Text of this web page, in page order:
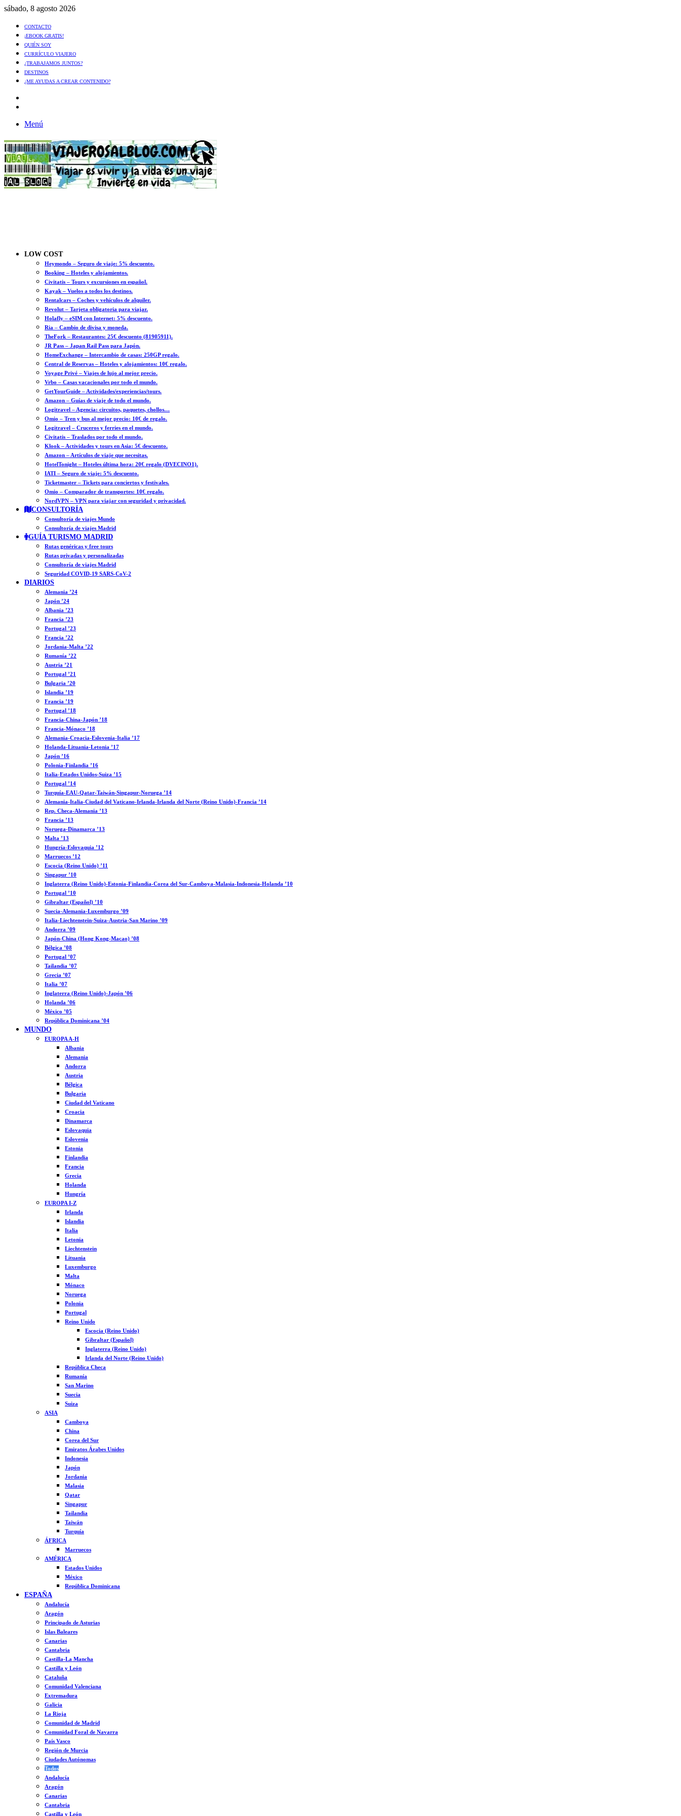
sábado, 8 agosto 2026
CONTACTO
¡EBOOK GRATIS!
QUIÉN SOY
CURRÍCULO VIAJERO
¿TRABAJAMOS JUNTOS?
DESTINOS
¿ME AYUDAS A CREAR CONTENIDO?
Menú
LOW COST
Heymondo – Seguro de viaje: 5% descuento.
Booking – Hoteles y alojamientos.
Civitatis – Tours y excursiones en español.
Kayak – Vuelos a todos los destinos.
Rentalcars – Coches y vehículos de alquiler.
Revolut – Tarjeta obligatoria para viajar.
Holafly – eSIM con Internet: 5% descuento.
Ria – Cambio de divisa y moneda.
TheFork – Restaurantes: 25€ descuento (81905911).
JR Pass – Japan Rail Pass para Japón.
HomeExchange – Intercambio de casas: 250GP regalo.
Central de Reservas – Hoteles y alojamientos: 10€ regalo.
Voyage Privé – Viajes de lujo al mejor precio.
Vrbo – Casas vacacionales por todo el mundo.
GetYourGuide – Actividades/experiencias/tours.
Amazon – Guías de viaje de todo el mundo.
Logitravel – Agencia: circuitos, paquetes, chollos…
Omio – Tren y bus al mejor precio: 10€ de regalo.
Logitravel – Cruceros y ferries en el mundo.
Civitatis – Traslados por todo el mundo.
Klook – Actividades y tours en Asia: 5€ descuento.
Amazon – Artículos de viaje que necesitas.
HotelTonight – Hoteles última hora: 20€ regalo (DVECINO1).
IATI – Seguro de viaje: 5% descuento.
Ticketmaster – Tickets para conciertos y festivales.
Omio – Comparador de transportes: 10€ regalo.
NordVPN – VPN para viajar con seguridad y privacidad.
CONSULTORÍA
Consultoría de viajes Mundo
Consultoría de viajes Madrid
GUÍA TURISMO MADRID
Rutas genéricas y free tours
Rutas privadas y personalizadas
Consultoría de viajes Madrid
Seguridad COVID-19 SARS-CoV-2
DIARIOS
Alemania ’24
Japón ’24
Albania ’23
Francia ’23
Portugal ’23
Francia ’22
Jordania-Malta ’22
Rumanía ’22
Austria ’21
Portugal ’21
Bulgaria ’20
Islandia ’19
Francia ’19
Portugal ’18
Francia-China-Japón ’18
Francia-Mónaco ’18
Alemania-Croacia-Eslovenia-Italia ’17
Holanda-Lituania-Letonia ’17
Japón ’16
Polonia-Finlandia ’16
Italia-Estados Unidos-Suiza ’15
Portugal ’14
Turquía-EAU-Qatar-Taiwán-Singapur-Noruega ’14
Alemania-Italia-Ciudad del Vaticano-Irlanda-Irlanda del Norte (Reino Unido)-Francia ’14
Rep. Checa-Alemania ’13
Francia ’13
Noruega-Dinamarca ’13
Malta ’13
Hungría-Eslovaquia ’12
Marruecos ’12
Escocia (Reino Unido) ’11
Singapur ’10
Inglaterra (Reino Unido)-Estonia-Finlandia-Corea del Sur-Camboya-Malasia-Indonesia-Holanda ’10
Portugal ’10
Gibraltar (Español) ’10
Suecia-Alemania-Luxemburgo ’09
Italia-Liechtenstein-Suiza-Austria-San Marino ’09
Andorra ’09
Japón-China (Hong Kong-Macao) ’08
Bélgica ’08
Portugal ’07
Tailandia ’07
Grecia ’07
Italia ’07
Inglaterra (Reino Unido)-Japón ’06
Holanda ’06
México ’05
República Dominicana ’04
MUNDO
EUROPA A-H
Albania
Alemania
Andorra
Austria
Bélgica
Bulgaria
Ciudad del Vaticano
Croacia
Dinamarca
Eslovaquia
Eslovenia
Estonia
Finlandia
Francia
Grecia
Holanda
Hungría
EUROPA I-Z
Irlanda
Islandia
Italia
Letonia
Liechtenstein
Lituania
Luxemburgo
Malta
Mónaco
Noruega
Polonia
Portugal
Reino Unido
Escocia (Reino Unido)
Gibraltar (Español)
Inglaterra (Reino Unido)
Irlanda del Norte (Reino Unido)
República Checa
Rumanía
San Marino
Suecia
Suiza
ASIA
Camboya
China
Corea del Sur
Emiratos Árabes Unidos
Indonesia
Japón
Jordania
Malasia
Qatar
Singapur
Tailandia
Taiwán
Turquía
ÁFRICA
Marruecos
AMÉRICA
Estados Unidos
México
República Dominicana
ESPAÑA
Andalucía
Aragón
Principado de Asturias
Islas Baleares
Canarias
Cantabria
Castilla-La Mancha
Castilla y León
Cataluña
Comunidad Valenciana
Extremadura
Galicia
La Rioja
Comunidad de Madrid
Comunidad Foral de Navarra
País Vasco
Región de Murcia
Ciudades Autónomas
Todos
Andalucía
Aragón
Canarias
Cantabria
Castilla y León